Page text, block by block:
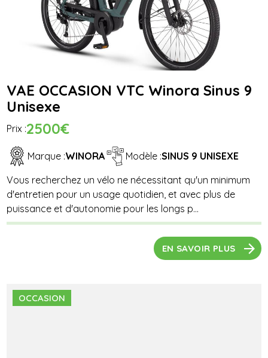
VAE OCCASION VTC Winora Sinus 9
Unisexe
Prix :2500€
Marque :WINORA Modèle :SINUS 9 UNISEXE
Vous recherchez un vélo ne nécessitant qu'un minimum
d'entretien pour un usage quotidien, et avec plus de
puissance et d'autonomie pour les longs p...
EN SAVOIR PLUS
OCCASION